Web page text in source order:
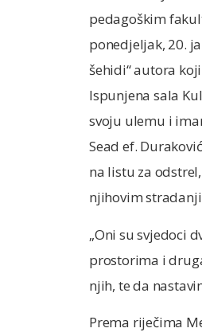
pedagoškim
ponedjeljak, 20.
šehidi“ autora
Ispunjena sala
svoju ulemu i
Sead ef.
na listu za
njihovim
„Oni su svjedoci
prostorima i
njih, te da
Prema riječima